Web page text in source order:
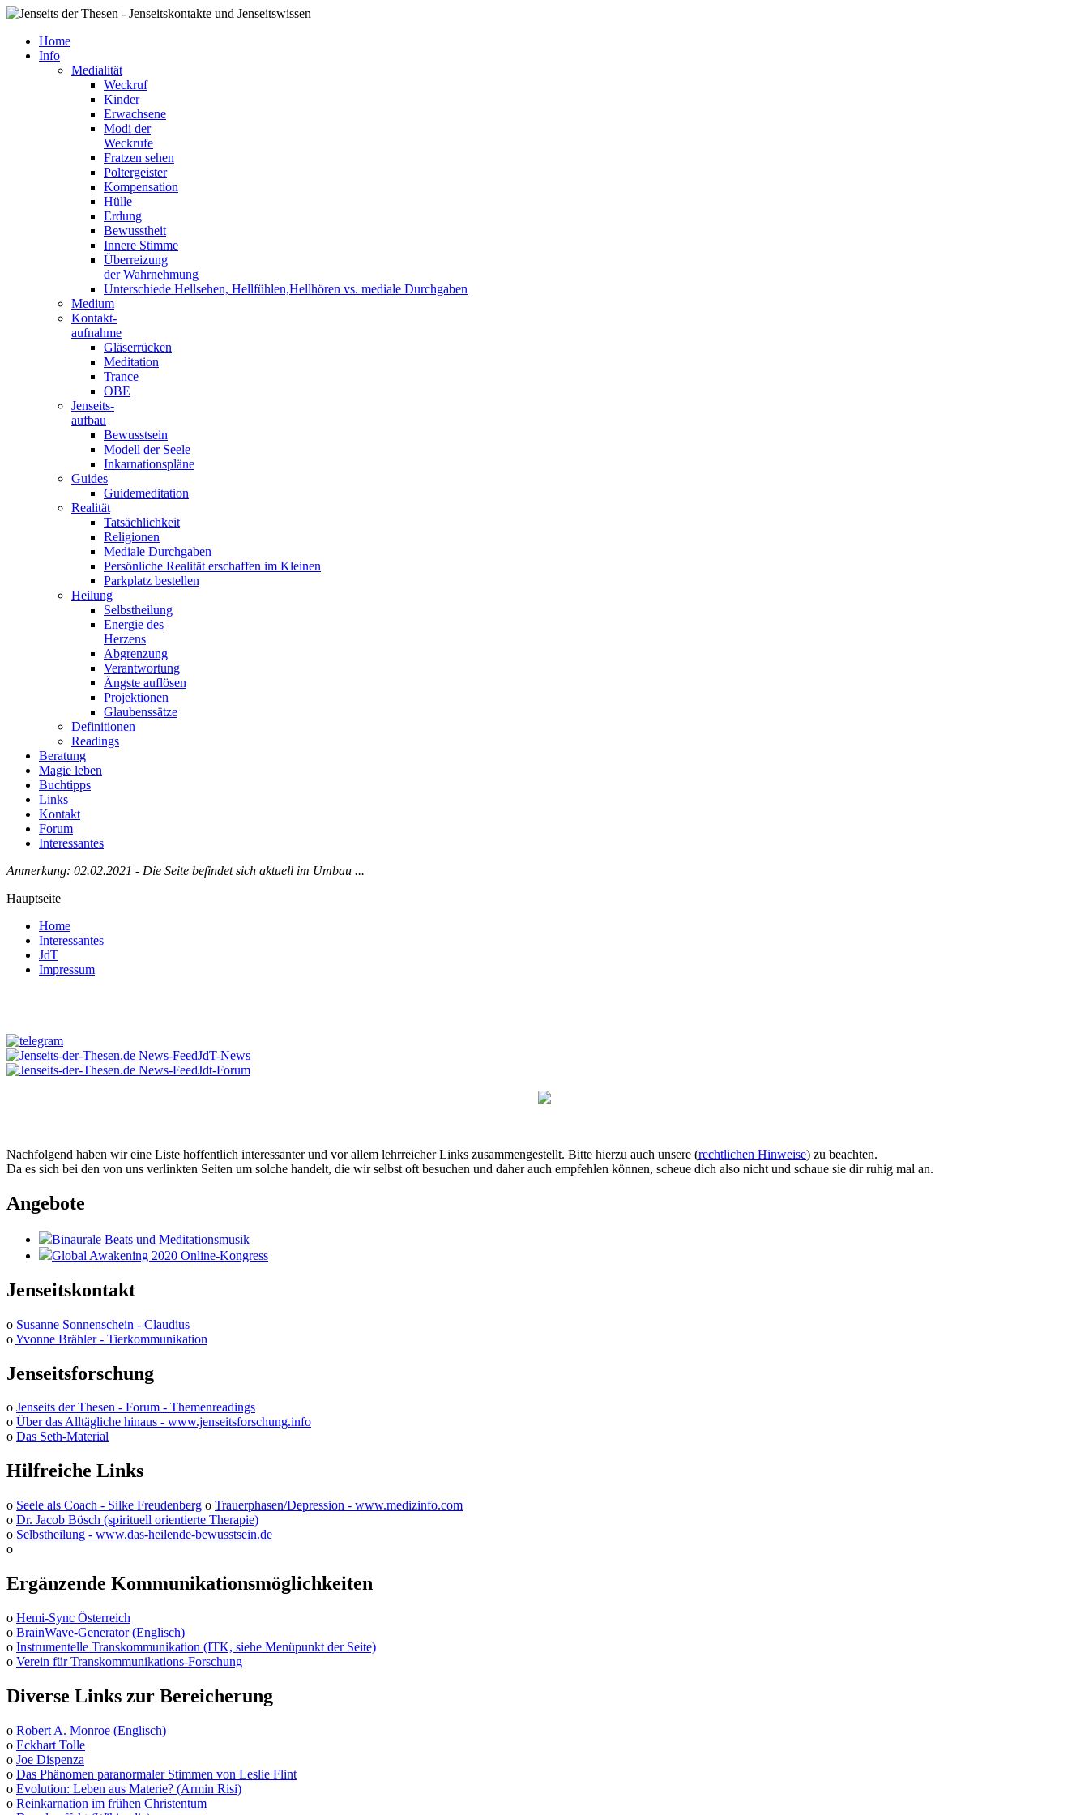
Home
Info
Medialität
Weckruf
Kinder
Erwachsene
Modi der
Weckrufe
Fratzen sehen
Poltergeister
Kompensation
Hülle
Erdung
Bewusstheit
Innere Stimme
Überreizung
der Wahrnehmung
Unterschiede Hellsehen, Hellfühlen,Hellhören vs. mediale Durchgaben
Medium
Kontakt-
aufnahme
Gläserrücken
Meditation
Trance
OBE
Jenseits-
aufbau
Bewusstsein
Modell der Seele
Inkarnationspläne
Guides
Guidemeditation
Realität
Tatsächlichkeit
Religionen
Mediale Durchgaben
Persönliche Realität erschaffen im Kleinen
Parkplatz bestellen
Heilung
Selbstheilung
Energie des
Herzens
Abgrenzung
Verantwortung
Ängste auflösen
Projektionen
Glaubenssätze
Definitionen
Readings
Beratung
Magie leben
Buchtipps
Links
Kontakt
Forum
Interessantes
Anmerkung: 02.02.2021 - Die Seite befindet sich aktuell im Umbau ...
Hauptseite
Home
Interessantes
JdT
Impressum
JdT-News
Jdt-Forum
Nachfolgend haben wir eine Liste hoffentlich interessanter und vor allem lehrreicher Links zusammengestellt. Bitte hierzu auch unsere (rechtlichen Hinweise) zu beachten.
Da es sich bei den von uns verlinkten Seiten um solche handelt, die wir selbst oft besuchen und daher auch empfehlen können, scheue dich also nicht und schaue sie dir ruhig mal an.
Angebote
Binaurale Beats und Meditationsmusik
Global Awakening 2020 Online-Kongress
Jenseitskontakt
o Susanne Sonnenschein - Claudius
oYvonne Brähler - Tierkommunikation
Jenseitsforschung
o Jenseits der Thesen - Forum - Themenreadings
o Über das Alltägliche hinaus - www.jenseitsforschung.info
o Das Seth-Material
Hilfreiche Links
o Seele als Coach - Silke Freudenberg o Trauerphasen/Depression - www.medizinfo.com
o Dr. Jacob Bösch (spirituell orientierte Therapie)
o Selbstheilung - www.das-heilende-bewusstsein.de
o
Ergänzende Kommunikationsmöglichkeiten
o Hemi-Sync Österreich
o BrainWave-Generator (Englisch)
o Instrumentelle Transkommunikation (ITK, siehe Menüpunkt der Seite)
o Verein für Transkommunikations-Forschung
Diverse Links zur Bereicherung
o Robert A. Monroe (Englisch)
o Eckhart Tolle
o Joe Dispenza
o Das Phänomen paranormaler Stimmen von Leslie Flint
o Evolution: Leben aus Materie? (Armin Risi)
o Reinkarnation im frühen Christentum